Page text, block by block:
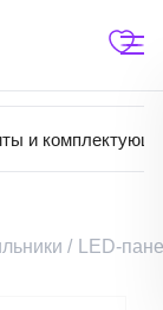
и
/ LED-